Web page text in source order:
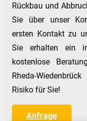
Rückbau und
Sie über unser
ersten Kontakt zu
Sie erhalten ein
kostenlose
Rheda-
Risiko für Sie!
Anfrage